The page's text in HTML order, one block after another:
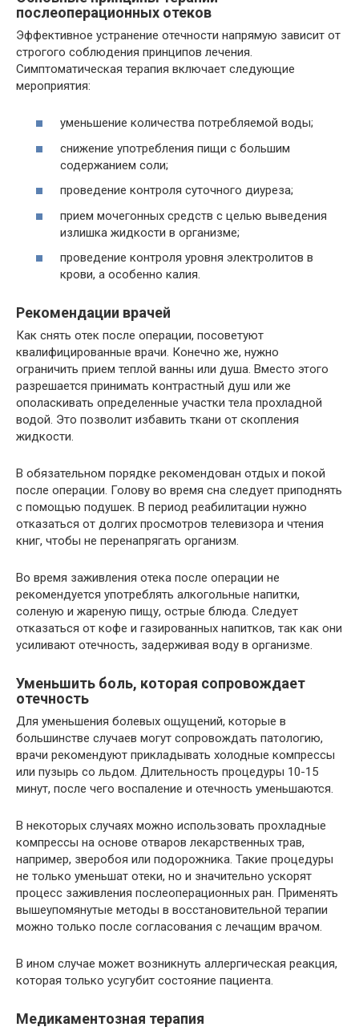
послеоперационных отеков
Эффективное устранение отечности напрямую зависит от
строгого соблюдения принципов лечения.
Симптоматическая терапия включает следующие
мероприятия:
уменьшение количества потребляемой воды;
снижение употребления пищи с большим
содержанием соли;
проведение контроля суточного диуреза;
прием мочегонных средств с целью выведения
излишка жидкости в организме;
проведение контроля уровня электролитов в
крови, а особенно калия.
Рекомендации врачей
Как снять отек после операции, посоветуют
квалифицированные врачи. Конечно же, нужно
ограничить прием теплой ванны или душа. Вместо этого
разрешается принимать контрастный душ или же
ополаскивать определенные участки тела прохладной
водой. Это позволит избавить ткани от скопления
жидкости.
В обязательном порядке рекомендован отдых и покой
после операции. Голову во время сна следует приподнять
с помощью подушек. В период реабилитации нужно
отказаться от долгих просмотров телевизора и чтения
книг, чтобы не перенапрягать организм.
Во время заживления отека после операции не
рекомендуется употреблять алкогольные напитки,
соленую и жареную пищу, острые блюда. Следует
отказаться от кофе и газированных напитков, так как они
усиливают отечность, задерживая воду в организме.
Уменьшить боль, которая сопровождает
отечность
Для уменьшения болевых ощущений, которые в
большинстве случаев могут сопровождать патологию,
врачи рекомендуют прикладывать холодные компрессы
или пузырь со льдом. Длительность процедуры 10-15
минут, после чего воспаление и отечность уменьшаются.
В некоторых случаях можно использовать прохладные
компрессы на основе отваров лекарственных трав,
например, зверобоя или подорожника. Такие процедуры
не только уменьшат отеки, но и значительно ускорят
процесс заживления послеоперационных ран. Применять
вышеупомянутые методы в восстановительной терапии
можно только после согласования с лечащим врачом.
В ином случае может возникнуть аллергическая реакция,
которая только усугубит состояние пациента.
Медикаментозная терапия